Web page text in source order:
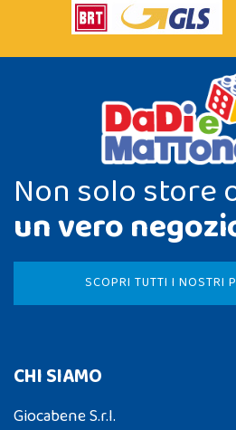
Non solo store
un vero
SCOPRI TUTTI I NOSTRI
CHI SIAMO
Giocabene S.r.l.